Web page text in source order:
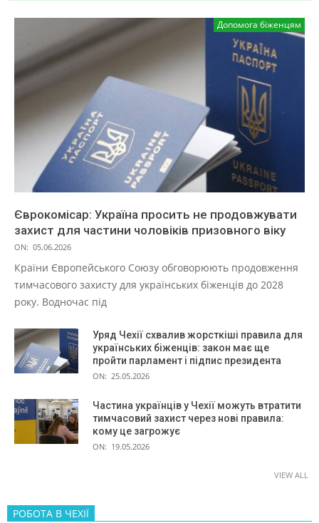
Допомога біженцям
Єврокомісар: Україна просить не продовжувати
захист для частини чоловіків призовного віку
ON: 05.06.2026
Країни Європейського Союзу обговорюють продовження
тимчасового захисту для українських біженців до 2028
року. Водночас під
Уряд Чехії схвалив жорсткіші правила для
українських біженців: закон має ще
пройти парламент і підпис президента
ON: 25.05.2026
Частина українців у Чехії можуть втратити
тимчасовий захист через нові правила:
кому це загрожує
ON: 19.05.2026
VIEW ALL
РОБОТА В ЧЕХІЇ